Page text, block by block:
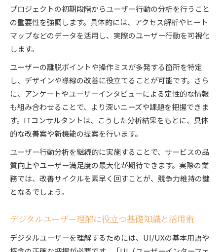
プロジェクトの初期段階からユーザー行動の分析を行うこと
の重要性を強調します。具体的には、アクセス解析やヒート
マップなどのデータを活用し、実際のユーザー行動を可視化
します。
ユーザーの離脱ポイントや操作ミスが多発する箇所を特定
し、デザインや導線の改善に役立てることが可能です。さら
に、アンケートやユーザーインタビューによる定性的な情報
も組み合わせることで、より深いニーズや課題を把握できま
す。ITコンサルタントは、こうした分析結果をもとに、具体
的な改善案や新機能の提案を行います。
ユーザー行動分析を継続的に実施することで、サービスの品
質向上やユーザー満足度の最大化が期待できます。実際の業
務では、改善サイクルを素早く回すことが、競争力維持の鍵
となるでしょう。
デジタルユーザー理解に役立つ基礎知識と活用術
デジタルユーザーを理解するためには、UI/UXの基本用語や